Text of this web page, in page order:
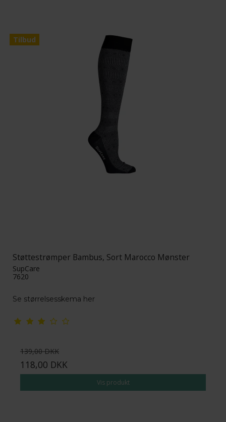
Tilbud
Støttestrømper Bambus, Sort Marocco Mønster
SupCare
7620
Se størrelsesskema her
139,00 DKK
118,00 DKK
Vis produkt